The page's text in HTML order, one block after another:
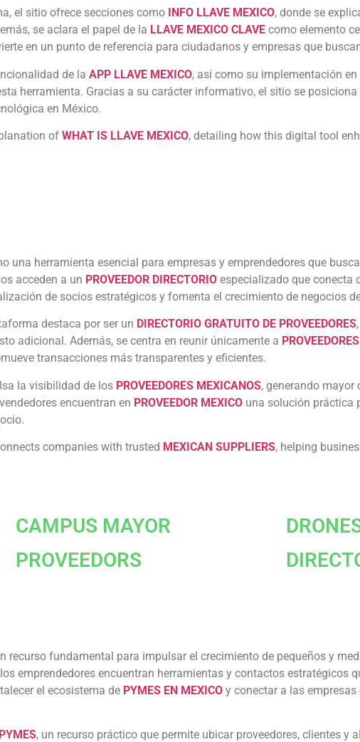
el sitio ofrece secciones como INFO LLAVE MEXICO, donde se
se aclara el papel de la LLAVE MEXICO CLAVE como elemento
en un punto de referencia para ciudadanos y empresas que
de la APP LLAVE MEXICO, así como su implementación
herramienta. Gracias a su carácter informativo, el sitio se
en México.
of WHAT IS LLAVE MEXICO, detailing how this digital tool
una herramienta esencial para empresas y emprendedores que
acceden a un PROVEEDOR DIRECTORIO especializado que conecta
de socios estratégicos y fomenta el crecimiento de negocios
destaca por ser un DIRECTORIO GRATUITO DE PROVEEDORES
adicional. Además, se centra en reunir únicamente a
transacciones más transparentes y eficientes.
la visibilidad de los PROVEEDORES MEXICANOS, generando
encuentran en PROVEEDOR MEXICO una solución práctica
companies with trusted MEXICAN SUPPLIERS, helping
CAMPUS MAYOR
PROVEEDORS
recurso fundamental para impulsar el crecimiento de pequeños y
emprendedores encuentran herramientas y contactos estratégicos
el ecosistema de PYMES EN MEXICO y conectar a las
, un recurso práctico que permite ubicar proveedores, clientes y